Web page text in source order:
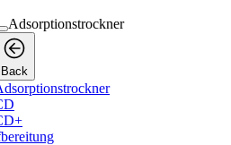
Adsorptionstrockner
Back